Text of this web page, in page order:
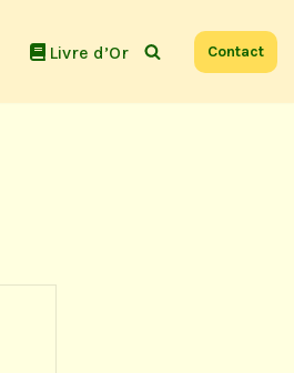
Livre d’Or Contact